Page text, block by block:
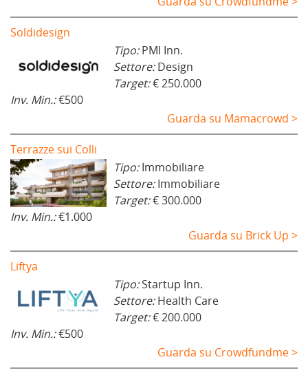
Soldidesign
Tipo:PMI Inn.
Settore:Design
Target:€ 250.000
Inv. Min.:€500
Guarda su Mamacrowd >
Terrazze sui Colli
Tipo:Immobiliare
Settore:Immobiliare
Target:€ 300.000
Inv. Min.:€1.000
Guarda su Brick Up >
Liftya
Tipo:Startup Inn.
Settore:Health Care
Target:€ 200.000
Inv. Min.:€500
Guarda su Crowdfundme >